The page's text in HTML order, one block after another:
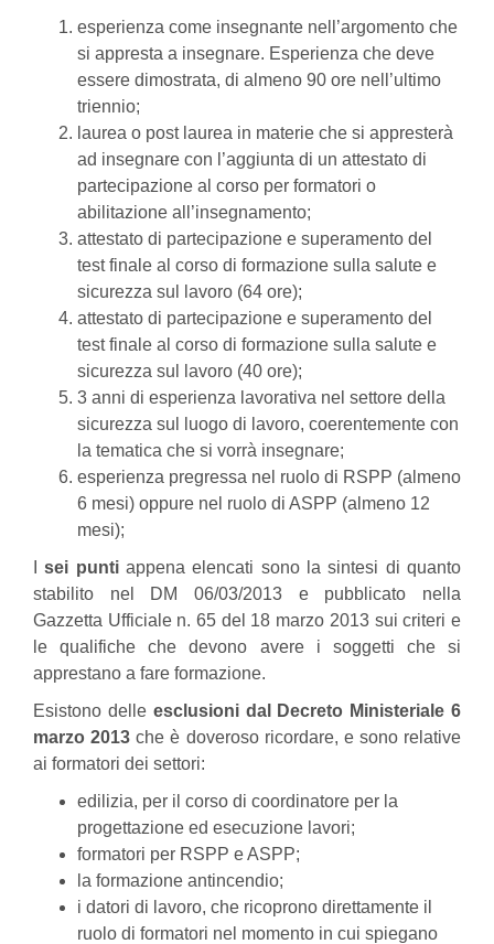
esperienza come insegnante nell’argomento che
si appresta a insegnare. Esperienza che deve
essere dimostrata, di almeno 90 ore nell’ultimo
triennio;
laurea o post laurea in materie che si appresterà
ad insegnare con l’aggiunta di un attestato di
partecipazione al corso per formatori o
abilitazione all’insegnamento;
attestato di partecipazione e superamento del
test finale al corso di formazione sulla salute e
sicurezza sul lavoro (64 ore);
attestato di partecipazione e superamento del
test finale al corso di formazione sulla salute e
sicurezza sul lavoro (40 ore);
3 anni di esperienza lavorativa nel settore della
sicurezza sul luogo di lavoro, coerentemente con
la tematica che si vorrà insegnare;
esperienza pregressa nel ruolo di RSPP (almeno
6 mesi) oppure nel ruolo di ASPP (almeno 12
mesi);
Isei puntiappena elencati sono la sintesi di quanto
stabilito nel DM 06/03/2013 e pubblicato nella
Gazzetta Ufficiale n. 65 del 18 marzo 2013 sui criteri e
le qualifiche che devono avere i soggetti che si
apprestano a fare formazione.
Esistono delle esclusioni dal Decreto Ministeriale 6
marzo 2013 che è doveroso ricordare, e sono relative
ai formatori dei settori:
edilizia, per il corso di coordinatore per la
progettazione ed esecuzione lavori;
formatori per RSPP e ASPP;
la formazione antincendio;
i datori di lavoro, che ricoprono direttamente il
ruolo di formatori nel momento in cui spiegano